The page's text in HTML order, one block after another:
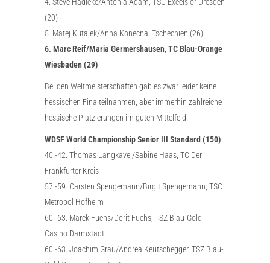
(20)
5. Matej Kutalek/Anna Konecna, Tschechien (26)
6. Marc Reif/Maria Germershausen, TC Blau-Orange
Wiesbaden (29)
Bei den Weltmeisterschaften gab es zwar leider keine
hessischen Finalteilnahmen, aber immerhin zahlreiche
hessische Platzierungen im guten Mittelfeld.
WDSF World Championship Senior III Standard (150)
40.-42. Thomas Langkavel/Sabine Haas, TC Der
Frankfurter Kreis
57.-59. Carsten Spengemann/Birgit Spengemann, TSC
Metropol Hofheim
60.-63. Marek Fuchs/Dorit Fuchs, TSZ Blau-Gold
Casino Darmstadt
60.-63. Joachim Grau/Andrea Keutschegger, TSZ Blau-